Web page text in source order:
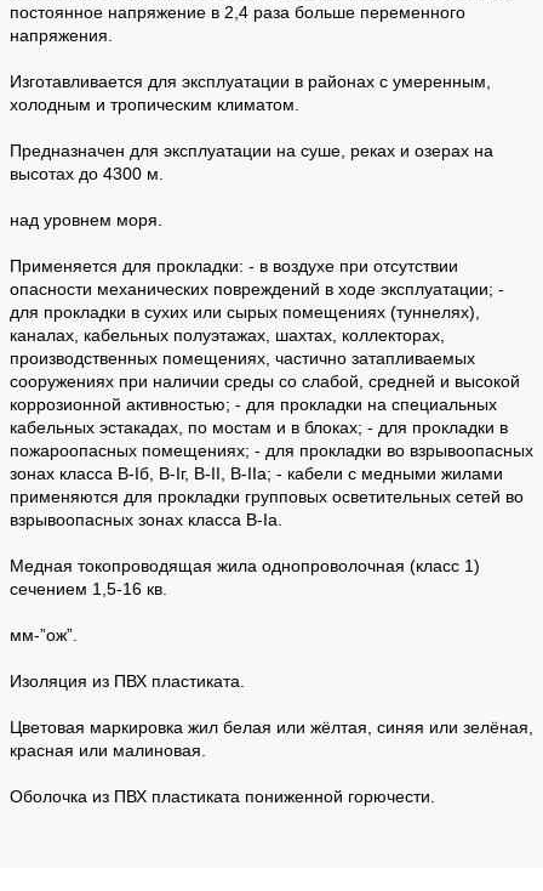
постоянное напряжение в 2,4 раза больше переменного
напряжения.
Изготавливается для эксплуатации в районах с умеренным,
холодным и тропическим климатом.
Предназначен для эксплуатации на суше, реках и озерах на
высотах до 4300 м.
над уровнем моря.
Применяется для прокладки: - в воздухе при отсутствии
опасности механических повреждений в ходе эксплуатации; -
для прокладки в сухих или сырых помещениях (туннелях),
каналах, кабельных полуэтажах, шахтах, коллекторах,
производственных помещениях, частично затапливаемых
сооружениях при наличии среды со слабой, средней и высокой
коррозионной активностью; - для прокладки на специальных
кабельных эстакадах, по мостам и в блоках; - для прокладки в
пожароопасных помещениях; - для прокладки во взрывоопасных
зонах класса B-Iб, B-Iг, В-II, В-IIа; - кабели с медными жилами
применяются для прокладки групповых осветительных сетей во
взрывоопасных зонах класса В-Iа.
Медная токопроводящая жила однопроволочная (класс 1)
сечением 1,5-16 кв.
мм-”ож”.
Изоляция из ПВХ пластиката.
Цветовая маркировка жил белая или жёлтая, синяя или зелёная,
красная или малиновая.
Оболочка из ПВХ пластиката пониженной горючести.